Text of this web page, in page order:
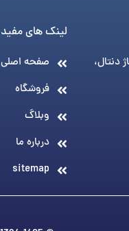
دنتال،
لینک های مفید
صفحه اصلی
فروشگاه
وبلاگ
درباره ما
sitemap